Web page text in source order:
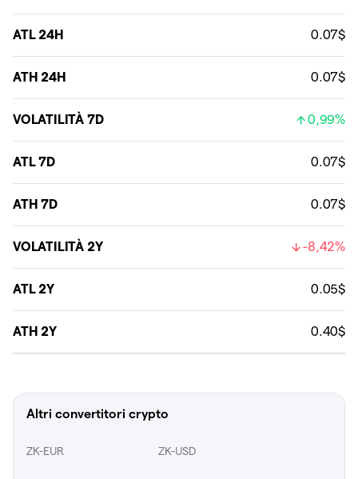
ATL 24H 0.07$
ATH 24H 0.07$
VOLATILITÀ 7D 0,99%
ATL 7D 0.07$
ATH 7D 0.07$
VOLATILITÀ 2Y -8,42%
ATL 2Y 0.05$
ATH 2Y 0.40$
Altri convertitori crypto
ZK-EUR ZK-USD